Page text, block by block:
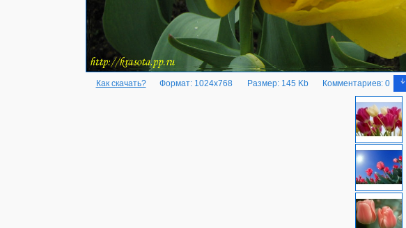
Как скачать? Формат: 1024x768 Размер: 145 Kb Комментариев: 0